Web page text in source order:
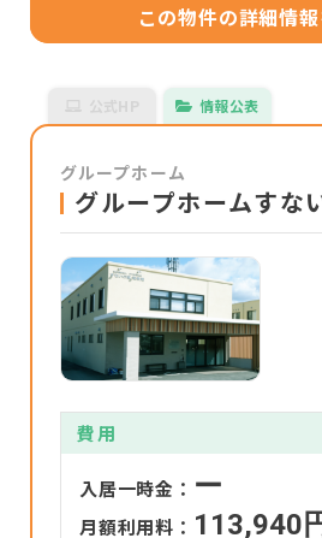
この物件の詳細情
情報公表
グループホーム
グループホームすな
費用
入居一時金： ー
月額利用料： 113,940